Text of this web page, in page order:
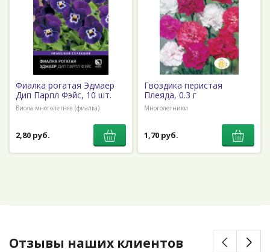
Фиалка рогатая Эдмаер
Дип Парпл Фэйс, 10 шт.
Виола многолетняя (фиалка)
2,80 руб.
Гвоздика перистая
Плеяда, 0.3 г
Многолетники
1,70 руб.
Отзывы наших клиентов